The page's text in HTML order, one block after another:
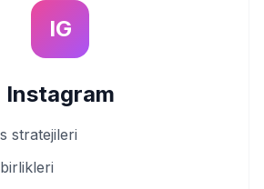
IG
Instagram
stratejileri